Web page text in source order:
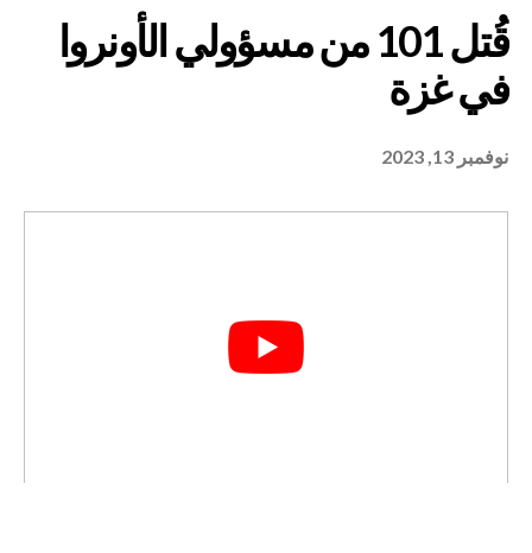
نوفمبر 13, 2023